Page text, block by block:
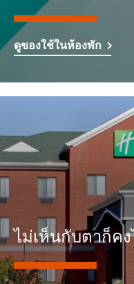
ดูของใช้ในห้องพัก
ไม่เห็นกับตาก็คง